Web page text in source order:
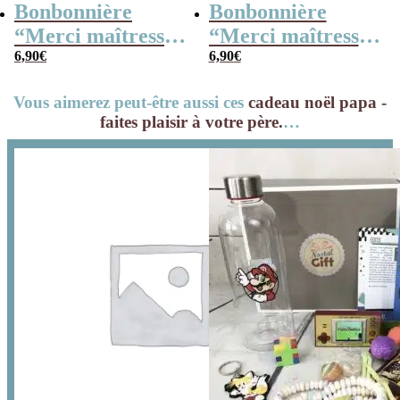
Bonbonnière
“Merci maîtresse”
– 15 cœurs
Collection arc-en-
6,90€
Bonbonnière
“Merci maîtresse”
– 15 cœurs
Collection florale
6,90€
Vous aimerez peut-être aussi ces cadeau noël papa -
faites plaisir à votre père.…